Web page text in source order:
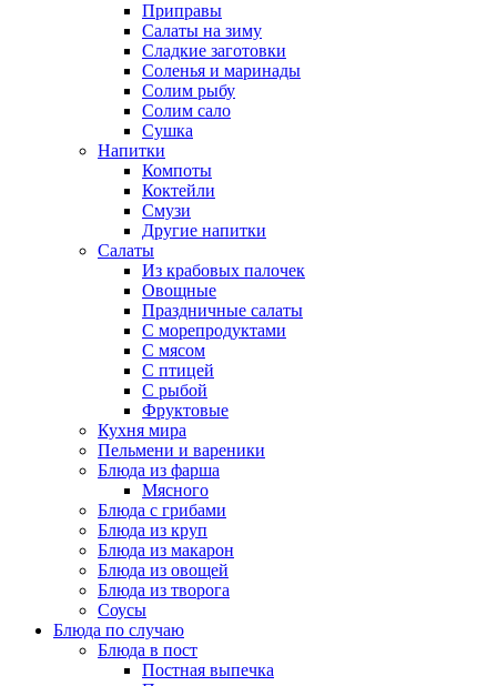
Приправы
Салаты на зиму
Сладкие заготовки
Соленья и маринады
Солим рыбу
Солим сало
Сушка
Напитки
Компоты
Коктейли
Смузи
Другие напитки
Салаты
Из крабовых палочек
Овощные
Праздничные салаты
С морепродуктами
С мясом
С птицей
С рыбой
Фруктовые
Кухня мира
Пельмени и вареники
Блюда из фарша
Мясного
Блюда с грибами
Блюда из круп
Блюда из макарон
Блюда из овощей
Блюда из творога
Соусы
Блюда по случаю
Блюда в пост
Постная выпечка